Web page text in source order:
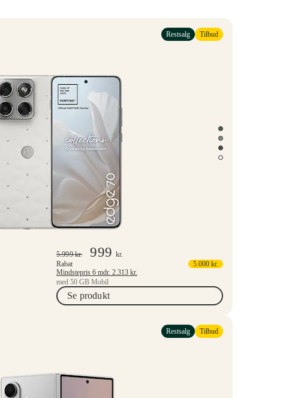
Restsalg Tilbud
5.999kr. 999 kr.
Rabat
5.000 kr.
Mindstepris 6 mdr. 2.313 kr.
med 50 GB Mobil
Se produkt
Restsalg Tilbud